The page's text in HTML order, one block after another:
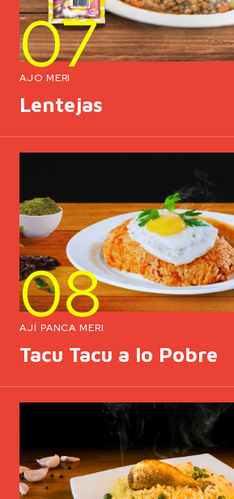
07
AJO MERI
Lentejas
08
AJÍ PANCA MERI
Tacu Tacu a lo Pobre